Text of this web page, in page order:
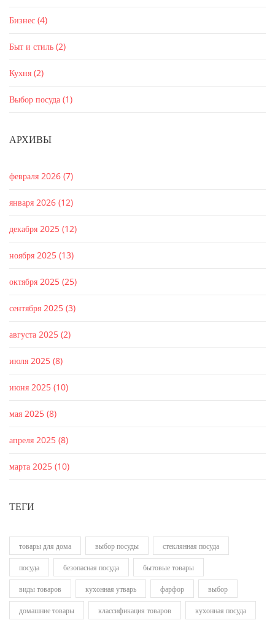
Бизнес (4)
Быт и стиль (2)
Кухня (2)
Выбор посуда (1)
АРХИВЫ
февраля 2026 (7)
января 2026 (12)
декабря 2025 (12)
ноября 2025 (13)
октября 2025 (25)
сентября 2025 (3)
августа 2025 (2)
июля 2025 (8)
июня 2025 (10)
мая 2025 (8)
апреля 2025 (8)
марта 2025 (10)
ТЕГИ
товары для дома выбор посуды стеклянная посуда
посуда безопасная посуда бытовые товары
виды товаров кухонная утварь фарфор выбор
домашние товары классификация товаров кухонная посуда